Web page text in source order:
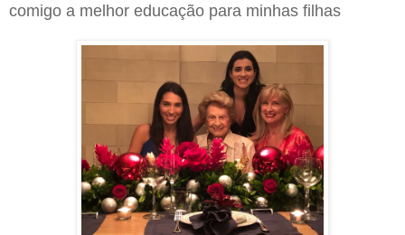
comigo a melhor educação para minhas filhas